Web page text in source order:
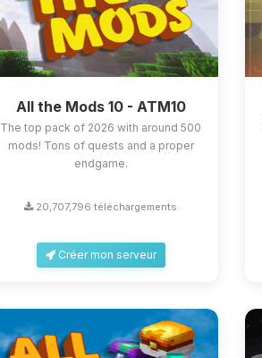
All the Mods 10 - ATM10
The top pack of 2026 with around 500
mods! Tons of quests and a proper
endgame.
20,707,796 téléchargements
Créer mon serveur